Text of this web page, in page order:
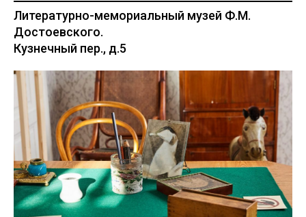
Литературно-мемориальный музей Ф.М.
Достоевского.
Кузнечный пер., д.5